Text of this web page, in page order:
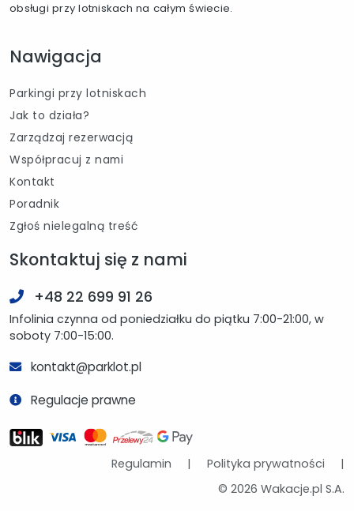
obsługi przy lotniskach na całym świecie.
Nawigacja
Parkingi przy lotniskach
Jak to działa?
Zarządzaj rezerwacją
Współpracuj z nami
Kontakt
Poradnik
Zgłoś nielegalną treść
Skontaktuj się z nami
+48 22 699 91 26
Infolinia czynna od poniedziałku do piątku 7:00-21:00, w
soboty 7:00-15:00.
kontakt@parklot.pl
Regulacje prawne
Regulamin | Polityka prywatności
|
© 2026 Wakacje.pl S.A.